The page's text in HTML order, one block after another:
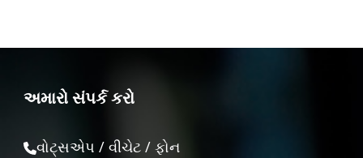
અમારો સંપર્ક કરો
વોટ્સએપ / વીચેટ / ફોન